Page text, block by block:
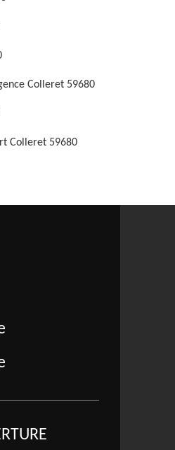
Colleret 59680
Colleret 59680